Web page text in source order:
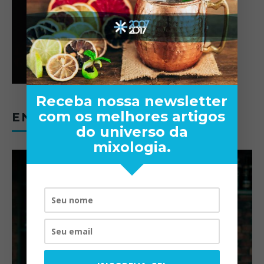
ENTREVISTAS
Receba nossa newsletter
com os melhores artigos
do universo da
mixologia.